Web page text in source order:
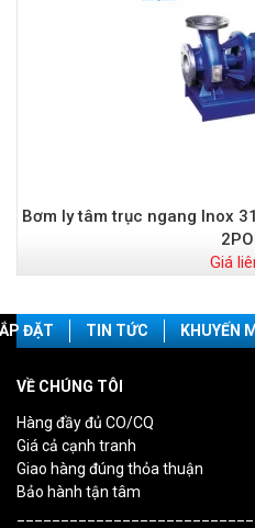
Bơm ly tâm trục ngang Inox
Giá
ĐẶT TIN TỨC KHUYẾN
VỀ CHÚNG TÔI
Hàng đầy đủ CO/CQ
Giá cả cạnh tranh
Giao hàng đúng thỏa thuận
Bảo hành tận tâm